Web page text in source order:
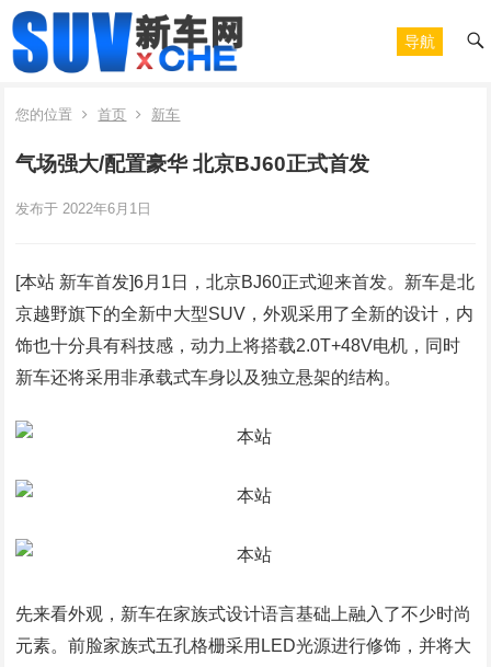
导航
您的位置 首页 新车
气场强大/配置豪华 北京BJ60正式首发
发布于 2022年6月1日
[本站 新车首发]6月1日，北京BJ60正式迎来首发。新车是北
京越野旗下的全新中大型SUV，外观采用了全新的设计，内
饰也十分具有科技感，动力上将搭载2.0T+48V电机，同时
新车还将采用非承载式车身以及独立悬架的结构。
先来看外观，新车在家族式设计语言基础上融入了不少时尚
元素。前脸家族式五孔格栅采用LED光源进行修饰，并将大